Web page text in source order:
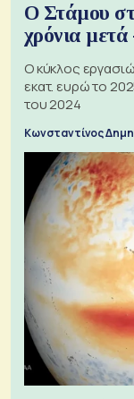
Ο Στάμου
χρόνια μετά
Ο κύκλος
εκατ. ευρώ το
του 2024
Κωνσταντίνος